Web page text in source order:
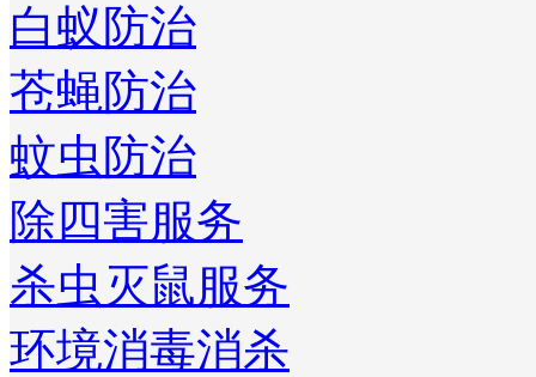
白蚁防治
苍蝇防治
蚊虫防治
除四害服务
杀虫灭鼠服务
环境消毒消杀